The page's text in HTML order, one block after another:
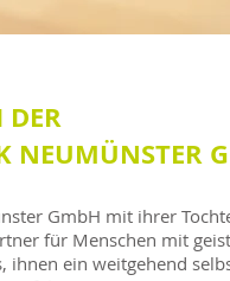
NEUMÜNSTER
GmbH mit ihrer
für Menschen mit
ihnen ein weitgehend